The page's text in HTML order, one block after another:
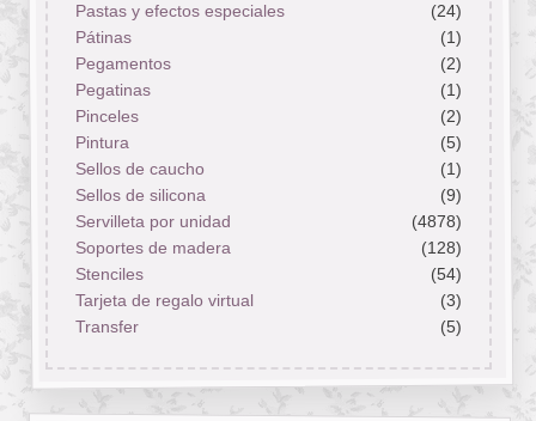
Pastas y efectos especiales
(24)
Pátinas
(1)
Pegamentos
(2)
Pegatinas
(1)
Pinceles
(2)
Pintura
(5)
Sellos de caucho
(1)
Sellos de silicona
(9)
Servilleta por unidad
(4878)
Soportes de madera
(128)
Stenciles
(54)
Tarjeta de regalo virtual
(3)
Transfer
(5)